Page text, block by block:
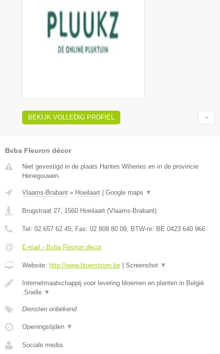
BEKIJK VOLLEDIG PROFIEL
Bvba Fleuron décor
Niet gevestigd in de plaats Hantes Wiheries en in de provincie
Henegouwen.
Vlaams-Brabant » Hoeilaart Google maps ▼
Brugstraat 27, 1560 Hoeilaart (Vlaams-Brabant)
Tel: 02 657 62 45, Fax: 02 808 80 09, BTW-nr: BE 0423 640 966
E-mail › Bvba Fleuron décor
Website: http://www.bloemisten.be Screenshot ▼
Internetmaatschappij voor levering bloemen en planten in België
.Snelle ▼
Diensten onbekend
Openingstijden ▼
Sociale media: